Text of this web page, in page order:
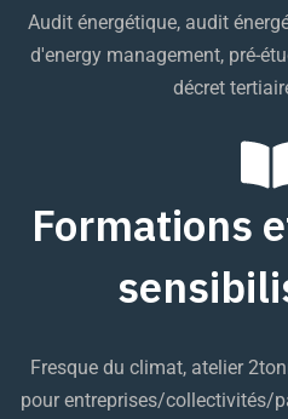
Audit énergétique, audit
d'energy management, pré-
décret
Formations
Fresque du climat, atelier
pour entreprises/collectivités/